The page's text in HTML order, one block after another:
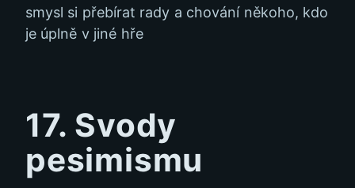
smysl si přebírat rady a chování někoho, kdo
je úplně v jiné hře
17. Svody
pesimismu